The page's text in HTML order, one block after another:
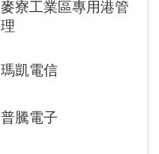
麥寮工業區專用港管
理
瑪凱電信
普騰電子